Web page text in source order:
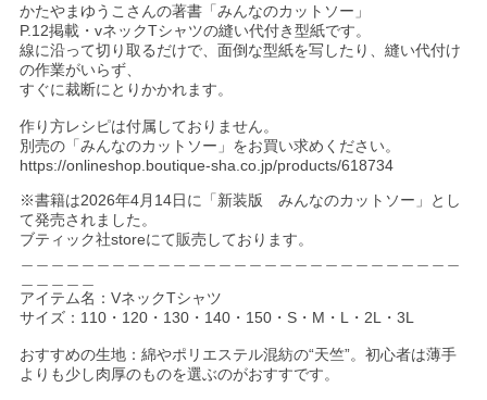
かたやまゆうこさんの著書「みんなのカットソー」
P.12掲載・vネックTシャツの縫い代付き型紙です。
線に沿って切り取るだけで、面倒な型紙を写したり、縫い代付け
の作業がいらず、
すぐに裁断にとりかかれます。
作り方レシピは付属しておりません。
別売の「みんなのカットソー」をお買い求めください。
https://onlineshop.boutique-sha.co.jp/products/618734
※書籍は2026年4月14日に「新装版 みんなのカットソー」とし
て発売されました。
ブティック社storeにて販売しております。
アイテム名：VネックTシャツ
サイズ：110・120・130・140・150・S・M・L・2L・3L
おすすめの生地：綿やポリエステル混紡の“天竺”。初心者は薄手
よりも少し肉厚のものを選ぶのがおすすです。